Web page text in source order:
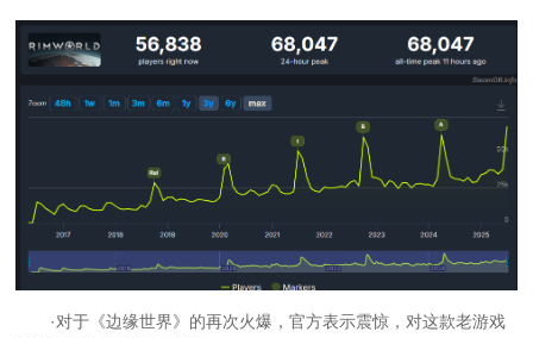
·对于《边缘世界》的再次火爆，官方表示震惊，对这款老游戏